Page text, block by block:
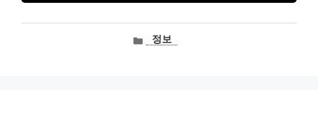
카정보